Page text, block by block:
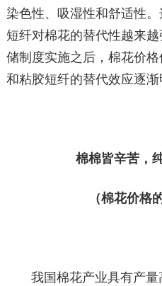
染色性、吸湿性和舒适性
短纤对棉花的替代性越来
储制度实施之后，棉花价
和粘胶短纤的替代效应逐渐
棉棉皆辛苦，
（棉花价格
我国棉花产业具有产